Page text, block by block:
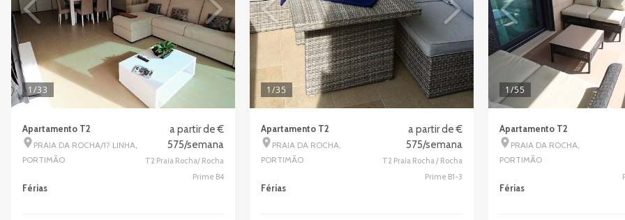
1 /33
Apartamento T2
PRAIA DA ROCHA/1? LINHA,
PORTIMÃO
a partir de €
575/semana
T2 Praia Rocha/ Rocha
Prime B4
Férias
1/35
Apartamento T2
PRAIA DA ROCHA,
PORTIMÃO
a partir de €
575/semana
T2 Praia Rocha / Rocha
Prime B1-3
Férias
1/55
Apartamento T2
PRAIA DA ROCHA,
PORTIMÃO
Férias